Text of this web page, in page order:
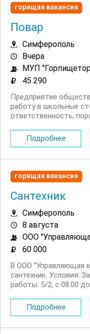
горящая вакансия
Повар
Симферополь
Вчера
МУП
45 290
Предприятие
работу в школьные
ответственность,
руб/мес до вычета
Подробнее
горящая вакансия
Сантехник
Симферополь
8 августа
ООО
60 000
В ООО “Управляющая
сантехник. Условия:
работы: 5/2, с 08.00
сетей водоснабжение
Подробнее